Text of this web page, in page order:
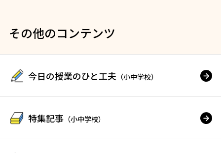
その他のコンテンツ
今日の授業のひと工夫 （小中学校）
特集記事 （小中学校）